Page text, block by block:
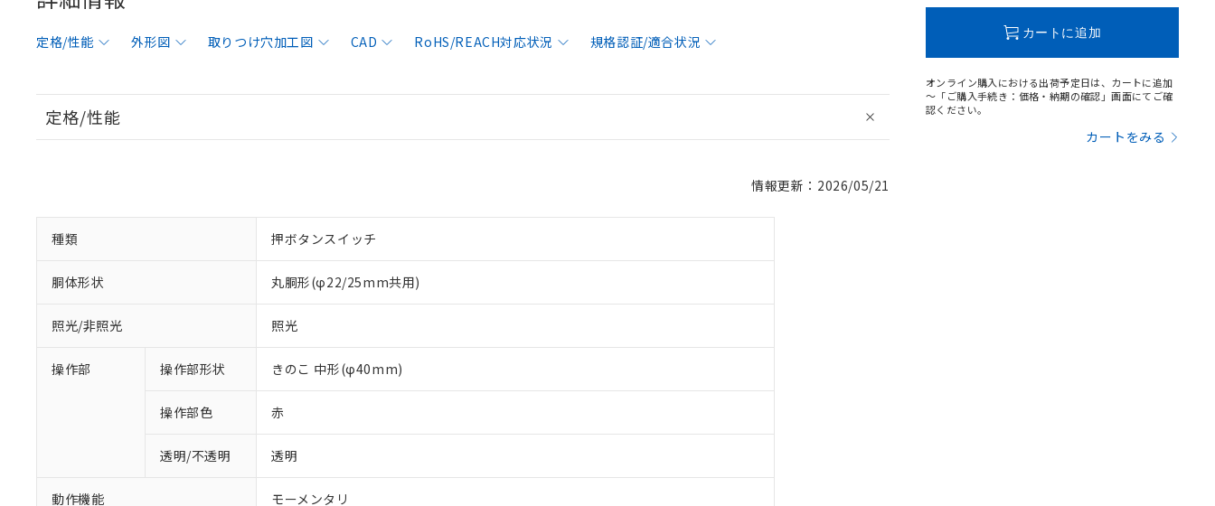
定格/性能 外形図 取りつけ穴加工図 CAD RoHS/REACH対応状況 規格認証/適合状況
定格/性能
情報更新：2026/05/21
種類 押ボタンスイッチ
胴体形状 丸胴形(φ22/25mm共用)
照光/非照光 照光
操作部 操作部形状 きのこ 中形(φ40mm)
操作部色 赤
透明/不透明 透明
動作機能 モーメンタリ
カートに追加
オンライン購入における出荷予定日は、カートに追加
～「ご購入手続き：価格・納期の確認」画面にてご確
認ください。
カートをみる